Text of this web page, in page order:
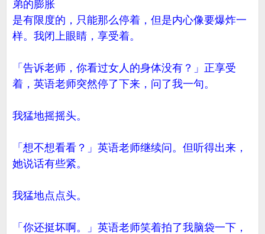
弟的膨胀
是有限度的，只能那么停着，但是内心像要爆炸一
样。我闭上眼睛，享受着。
「告诉老师，你看过女人的身体没有？」正享受
着，英语老师突然停了下来，问了我一句。
我猛地摇摇头。
「想不想看看？」英语老师继续问。但听得出来，
她说话有些紧。
我猛地点点头。
「你还挺坏啊。」英语老师笑着拍了我脑袋一下，